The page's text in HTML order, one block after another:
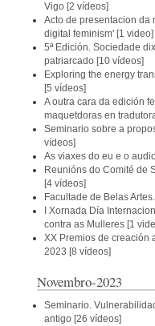
Vigo [2 vídeos]
Acto de presentacion da
digital feminism' [1 video]
5ª Edición. Sociedade
patriarcado [10 vídeos]
Exploring the energy
[5 vídeos]
A outra cara da edición
maquetdoras en
Seminario sobre a
vídeos]
As viaxes do eu e o
Reunións do Comité de
[4 vídeos]
Facultade de Belas
I Xornada Día
contra as Mulleres [1
XX Premios de creación
2023 [8 vídeos]
Novembro-2023
Seminario.
antigo [26 vídeos]